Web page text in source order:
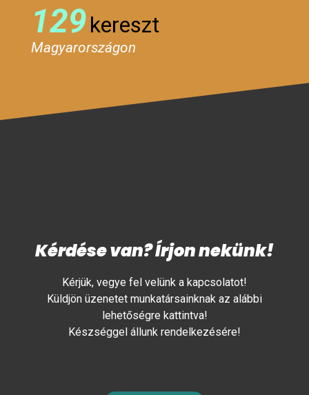
129kereszt
Magyarországon
Kérdése van? Írjon nekünk!
Kérjük, vegye fel velünk a kapcsolatot!
Küldjön üzenetet munkatársainknak az alábbi
lehetőségre kattintva!
Készséggel állunk rendelkezésére!